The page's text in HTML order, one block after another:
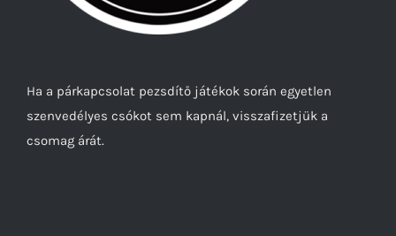
Ha a párkapcsolat pezsdítő játékok során egyetlen
szenvedélyes csókot sem kapnál, visszafizetjük a
csomag árát.